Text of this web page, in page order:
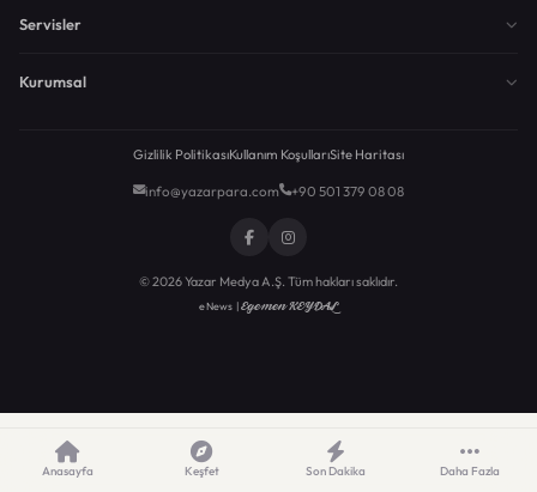
Servisler
Kurumsal
Gizlilik PolitikasıKullanım KoşullarıSite Haritası
info@yazarpara.com +90 501 379 08 08
© 2026 Yazar Medya A.Ş. Tüm hakları saklıdır.
eNews |Egemen KEYDAL
Anasayfa Keşfet Son Dakika Daha Fazla